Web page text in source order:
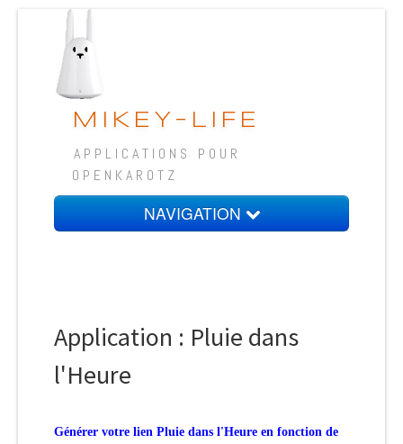
MIKEY-LIFE
APPLICATIONS POUR
OPENKAROTZ
NAVIGATION
Mon Compte
Application : Pluie dans
l'Heure
Générer votre lien Pluie dans l'Heure en fonction de